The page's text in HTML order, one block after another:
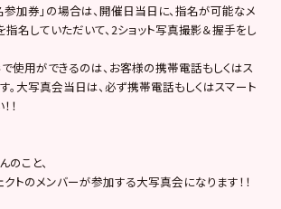
加券」の場合は、開催日当日に、指名が可能なメ
名していただいて、2ショット写真撮影＆握手をし
使用ができるのは、お客様の携帯電話もしくはス
。大写真会当日は、必ず携帯電話もしくはスマート
！
のこと、
トのメンバーが参加する大写真会になります！！